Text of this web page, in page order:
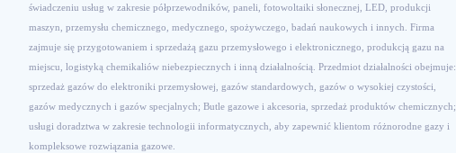
świadczeniu usług w zakresie półprzewodników, paneli, fotowoltaiki słonecznej, LED, produkcji
maszyn, przemysłu chemicznego, medycznego, spożywczego, badań naukowych i innych. Firma
zajmuje się przygotowaniem i sprzedażą gazu przemysłowego i elektronicznego, produkcją gazu na
miejscu, logistyką chemikaliów niebezpiecznych i inną działalnością. Przedmiot działalności obejmuje:
sprzedaż gazów do elektroniki przemysłowej, gazów standardowych, gazów o wysokiej czystości,
gazów medycznych i gazów specjalnych; Butle gazowe i akcesoria, sprzedaż produktów chemicznych;
usługi doradztwa w zakresie technologii informatycznych, aby zapewnić klientom różnorodne gazy i
kompleksowe rozwiązania gazowe.